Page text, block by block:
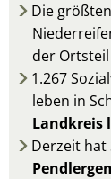
Die
der
1.267
leben in
Landkreis
Derzeit hat